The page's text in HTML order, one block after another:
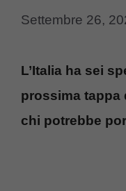
Settembre 26,
L’Italia ha sei
prossima tappa
chi potrebbe